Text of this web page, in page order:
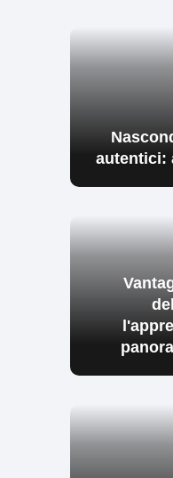
autentici: